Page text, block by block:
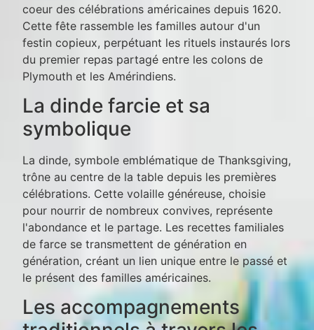
coeur des célébrations américaines depuis 1620.
Cette fête rassemble les familles autour d'un
festin copieux, perpétuant les rituels instaurés lors
du premier repas partagé entre les colons de
Plymouth et les Amérindiens.
La dinde farcie et sa
symbolique
La dinde, symbole emblématique de Thanksgiving,
trône au centre de la table depuis les premières
célébrations. Cette volaille généreuse, choisie
pour nourrir de nombreux convives, représente
l'abondance et le partage. Les recettes familiales
de farce se transmettent de génération en
génération, créant un lien unique entre le passé et
le présent des familles américaines.
Les accompagnements